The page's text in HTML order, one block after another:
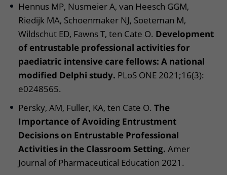
Hennus MP, Nusmeier A, van Heesch GGM,
Riedijk MA, Schoenmaker NJ, Soeteman M,
Wildschut ED, Fawns T, ten Cate O. Development
of entrustable professional activities for
paediatric intensive care fellows: A national
modified Delphi study. PLoS ONE 2021;16(3):
e0248565.
Persky, AM, Fuller, KA, ten Cate O. The
Importance of Avoiding Entrustment
Decisions on Entrustable Professional
Activities in the Classroom Setting. Amer
Journal of Pharmaceutical Education 2021.